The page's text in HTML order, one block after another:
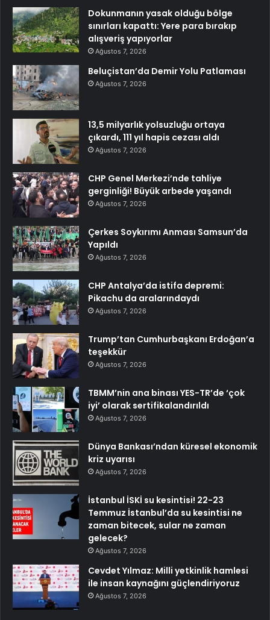
Dokunmanın yasak olduğu bölge
sınırları kapattı: Yere para bırakıp
alışveriş yapıyorlar
Ağustos 7, 2026
Beluçistan’da Demir Yolu Patlaması
Ağustos 7, 2026
13,5 milyarlık yolsuzluğu ortaya
çıkardı, 111 yıl hapis cezası aldı
Ağustos 7, 2026
CHP Genel Merkezi’nde tahliye
gerginliği! Büyük arbede yaşandı
Ağustos 7, 2026
Çerkes Soykırımı Anması Samsun’da
Yapıldı
Ağustos 7, 2026
CHP Antalya’da istifa depremi:
Pikachu da aralarındaydı
Ağustos 7, 2026
Trump’tan Cumhurbaşkanı Erdoğan’a
teşekkür
Ağustos 7, 2026
TBMM’nin ana binası YES-TR’de ‘çok
iyi’ olarak sertifikalandırıldı
Ağustos 7, 2026
Dünya Bankası’ndan küresel ekonomik
kriz uyarısı
Ağustos 7, 2026
İstanbul İSKİ su kesintisi! 22-23
Temmuz İstanbul’da su kesintisi ne
zaman bitecek, sular ne zaman
gelecek?
Ağustos 7, 2026
Cevdet Yılmaz: Milli yetkinlik hamlesi
ile insan kaynağını güçlendiriyoruz
Ağustos 7, 2026